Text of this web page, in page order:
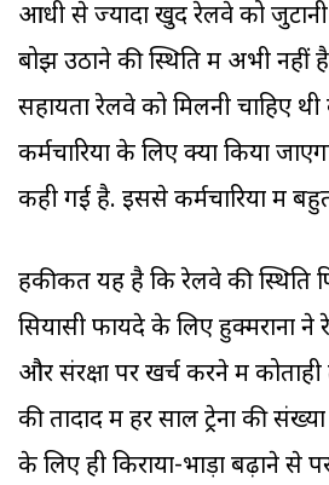
आधी से ज्यादा खुद रेलवे को
बोझ उठाने की स्थिति में अभी
सहायता रेलवे को मिलनी चाहिए
कर्मचारियों के लिए क्या किया
कही गई है. इससे कर्मचारियों में
हकीकत यह है कि रेलवे की स्थिति
सियासी फायदे के लिए हुक्मरानों
और संरक्षा पर खर्च करने में कोताही
की तादाद में हर साल ट्रेनों की
के लिए ही किराया-भाड़ा बढ़ाने से